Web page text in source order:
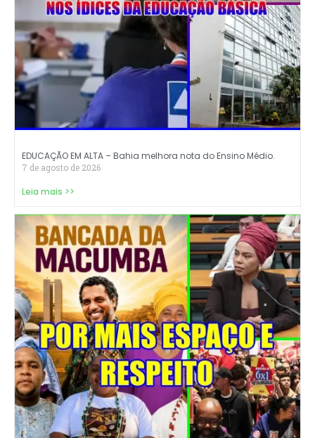
EDUCAÇÃO EM ALTA – Bahia melhora nota do Ensino Médio.
7 de agosto de 2026
Leia mais >>